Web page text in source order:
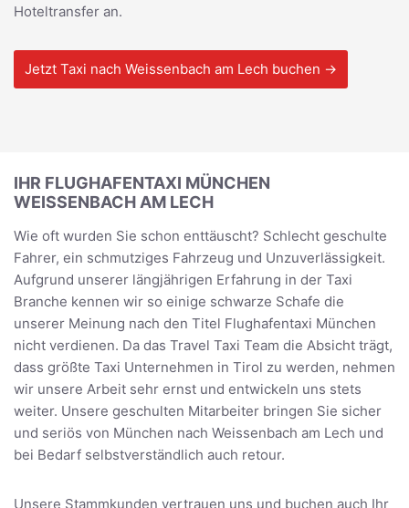
Hoteltransfer an.
Jetzt Taxi nach Weissenbach am Lech buchen →
IHR FLUGHAFENTAXI MÜNCHEN
WEISSENBACH AM LECH
Wie oft wurden Sie schon enttäuscht? Schlecht geschulte
Fahrer, ein schmutziges Fahrzeug und Unzuverlässigkeit.
Aufgrund unserer längjährigen Erfahrung in der Taxi
Branche kennen wir so einige schwarze Schafe die
unserer Meinung nach den Titel Flughafentaxi München
nicht verdienen. Da das Travel Taxi Team die Absicht trägt,
dass größte Taxi Unternehmen in Tirol zu werden, nehmen
wir unsere Arbeit sehr ernst und entwickeln uns stets
weiter. Unsere geschulten Mitarbeiter bringen Sie sicher
und seriös von München nach Weissenbach am Lech und
bei Bedarf selbstverständlich auch retour.
Unsere Stammkunden vertrauen uns und buchen auch Ihr